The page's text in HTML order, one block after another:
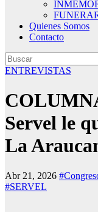
Quienes Somos
Contacto
ENTREVISTAS
Servel le
La
Abr 21, 2026
#SERVEL